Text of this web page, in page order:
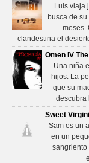
Luis viaja
busca de
meses.
clandestina el
Omen IV
Una niña
hijos. La
que su
descubra
Sweet
Sam es un
en un
sangriento